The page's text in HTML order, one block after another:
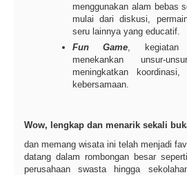
menggunakan alam bebas
mulai dari diskusi,
seru lainnya yang educatif.
Fun Game , kegiatan
menekankan unsur-
meningkatkan
kebersamaan.
Wow, lengkap dan menarik sekali
dan memang wisata ini telah menjadi
datang dalam rombongan besar
perusahaan swasta hingga